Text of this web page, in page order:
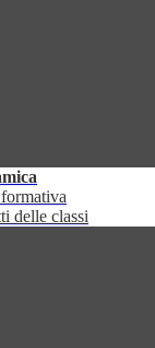
delle classi